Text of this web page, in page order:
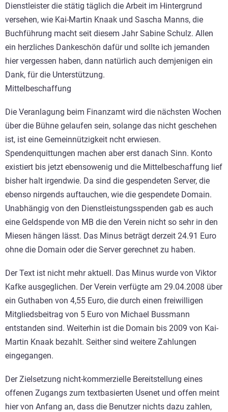
Dienstleister die stätig täglich die Arbeit im Hintergrund
versehen, wie Kai-Martin Knaak und Sascha Manns, die
Buchführung macht seit diesem Jahr Sabine Schulz. Allen
ein herzliches Dankeschön dafür und sollte ich jemanden
hier vergessen haben, dann natürlich auch demjenigen ein
Dank, für die Unterstützung.
Mittelbeschaffung
Die Veranlagung beim Finanzamt wird die nächsten Wochen
über die Bühne gelaufen sein, solange das nicht geschehen
ist, ist eine Gemeinnützigkeit ncht erwiesen.
Spendenquittungen machen aber erst danach Sinn. Konto
existiert bis jetzt ebensowenig und die Mittelbeschaffung lief
bisher halt irgendwie. Da sind die gespendeten Server, die
ebenso nirgends auftauchen, wie die gespendete Domain.
Unabhängig von den Dienstleistungsspenden gab es auch
eine Geldspende von MB die den Verein nicht so sehr in den
Miesen hängen lässt. Das Minus beträgt derzeit 24.91 Euro
ohne die Domain oder die Server gerechnet zu haben.
Der Text ist nicht mehr aktuell. Das Minus wurde von Viktor
Kafke ausgeglichen. Der Verein verfügte am 29.04.2008 über
ein Guthaben von 4,55 Euro, die durch einen freiwilligen
Mitgliedsbeitrag von 5 Euro von Michael Bussmann
entstanden sind. Weiterhin ist die Domain bis 2009 von Kai-
Martin Knaak bezahlt. Seither sind weitere Zahlungen
eingegangen.
Der Zielsetzung nicht-kommerzielle Bereitstellung eines
offenen Zugangs zum textbasierten Usenet und offen meint
hier von Anfang an, dass die Benutzer nichts dazu zahlen,